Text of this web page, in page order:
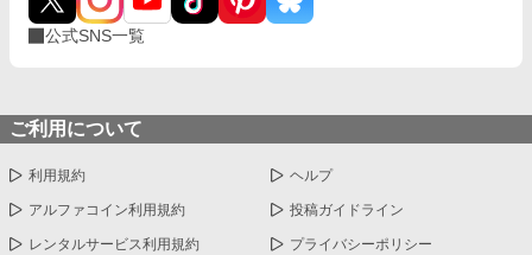
公式SNS一覧
ご利用について
利用規約 ヘルプ
アルファコイン利用規約 投稿ガイドライン
レンタルサービス利用規約 プライバシーポリシー